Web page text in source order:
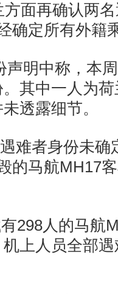
面再确认两
确定所有外籍
明中称，本周
其中一人为
透露细节。
者身份未确
的马航MH17
人的马航
上人员全部